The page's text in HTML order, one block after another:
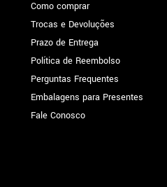
Como comprar
Trocas e Devoluções
Prazo de Entrega
Política de Reembolso
Perguntas Frequentes
Embalagens para Presentes
Fale Conosco